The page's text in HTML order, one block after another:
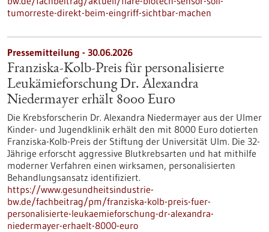
tumorreste-direkt-beim-eingriff-sichtbar-machen
Pressemitteilung - 30.06.2026
Franziska-Kolb-Preis für personalisierte
Leukämieforschung Dr. Alexandra
Niedermayer erhält 8000 Euro
Die Krebsforscherin Dr. Alexandra Niedermayer aus der Ulmer
Kinder- und Jugendklinik erhält den mit 8000 Euro dotierten
Franziska-Kolb-Preis der Stiftung der Universität Ulm. Die 32-
Jährige erforscht aggressive Blutkrebsarten und hat mithilfe
moderner Verfahren einen wirksamen, personalisierten
Behandlungsansatz identifiziert.
https://www.gesundheitsindustrie-
bw.de/fachbeitrag/pm/franziska-kolb-preis-fuer-
personalisierte-leukaemieforschung-dr-alexandra-
niedermayer-erhaelt-8000-euro